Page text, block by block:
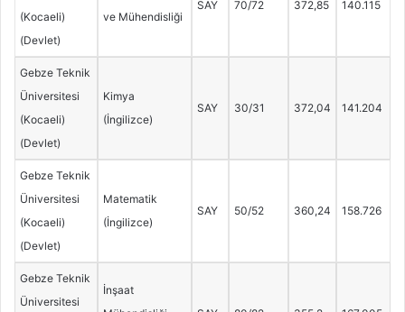
(Kocaeli)
(Devlet)
ve Mühendisliği
SAY 70/72 372,85 140.115
Gebze Teknik
Üniversitesi
(Kocaeli)
(Devlet)
Kimya
(İngilizce)
SAY 30/31 372,04 141.204
Gebze Teknik
Üniversitesi
(Kocaeli)
(Devlet)
Matematik
(İngilizce)
SAY 50/52 360,24 158.726
Gebze Teknik
Üniversitesi
İnşaat